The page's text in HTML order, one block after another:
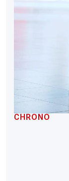
CHRONO